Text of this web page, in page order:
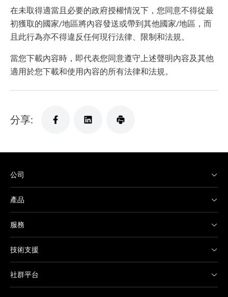
在未取得適當且必要的政府授權情況下，您同意不得從最
初獲取的國家/地區將內容發送或帶到其他國家/地區，而
且此行為亦不得違反任何現行法律、限制和法規。
當您下載內容時，即代表您同意遵守上述聲明內容及其他
適用於您下載和使用內容的所有法律和法規。
分享:
公司
產品
服務
技術支援
社群平台